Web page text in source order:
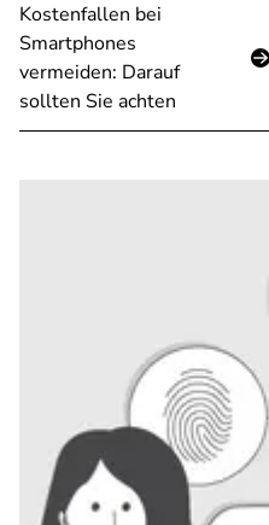
Kostenfallen bei
Smartphones
vermeiden: Darauf
sollten Sie achten